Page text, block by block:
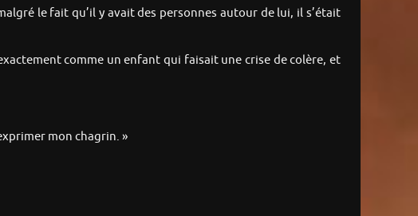
le fait qu’il y avait des personnes autour de lui, il s’était
comme un enfant qui faisait une crise de colère, et
mon chagrin. »